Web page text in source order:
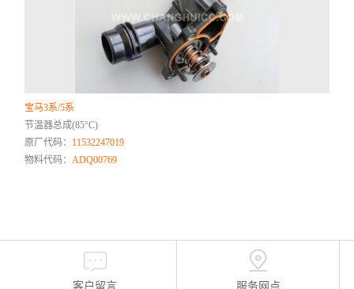
宝马3系/5系
节温器总成(85°C)
原厂代码： 11532247019
物料代码： ADQ00769
客户留言 服务网点